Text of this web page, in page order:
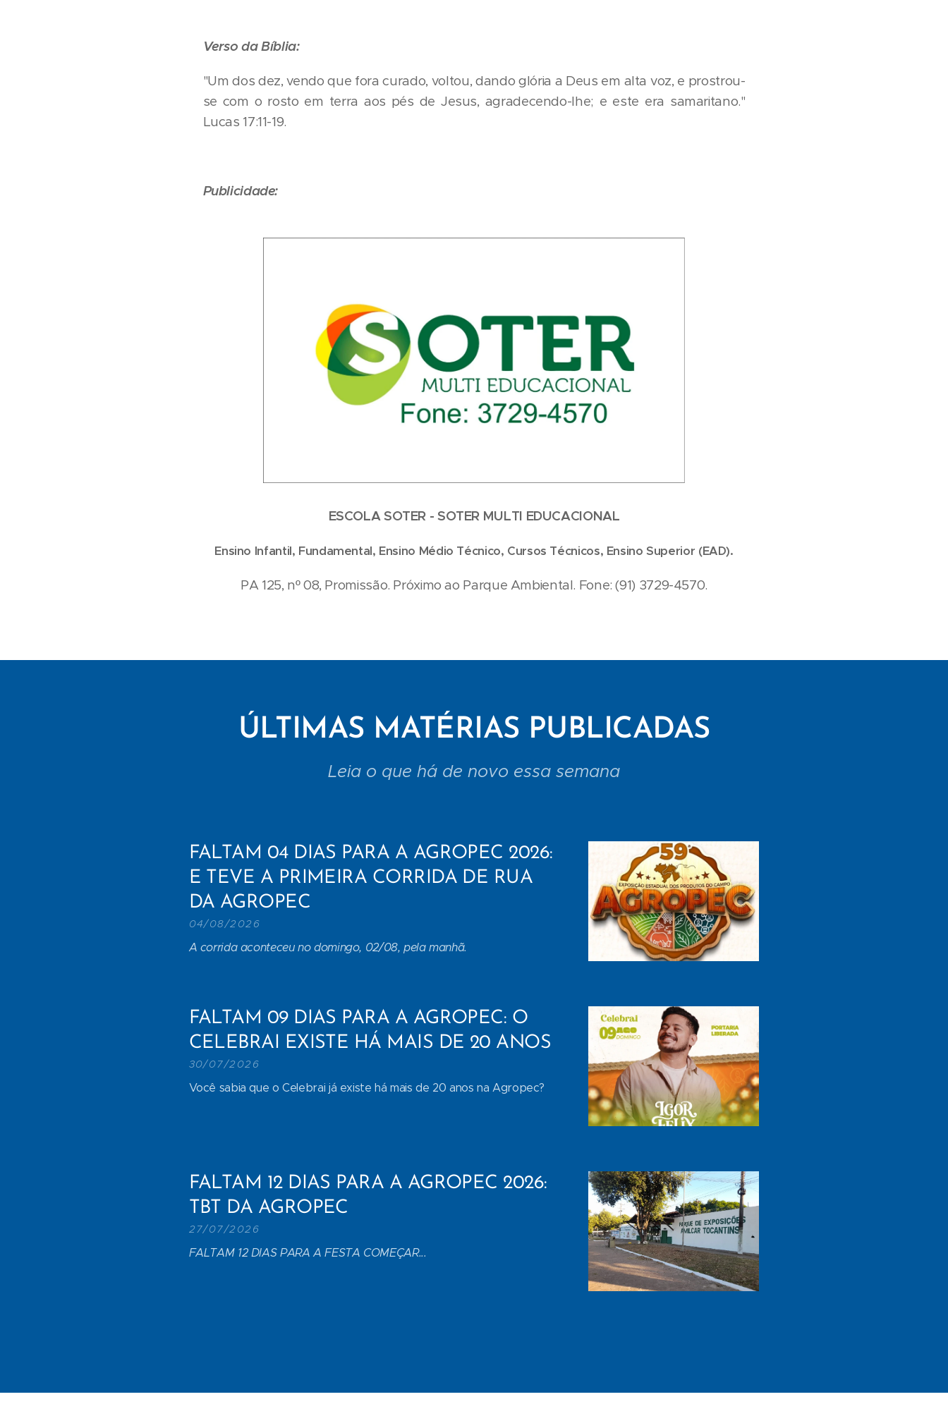
Verso da Bíblia:
"Um dos dez, vendo que fora curado, voltou, dando glória a Deus em alta voz, e prostrou-
se com o rosto em terra aos pés de Jesus, agradecendo-lhe; e este era samaritano."
Lucas 17:11-19.
Publicidade:
ESCOLA SOTER - SOTER MULTI EDUCACIONAL
Ensino Infantil, Fundamental, Ensino Médio Técnico, Cursos Técnicos, Ensino Superior (EAD).
PA 125, nº 08, Promissão. Próximo ao Parque Ambiental. Fone: (91) 3729-4570.
ÚLTIMAS MATÉRIAS PUBLICADAS
Leia o que há de novo essa semana
FALTAM 04 DIAS PARA A AGROPEC 2026:
E TEVE A PRIMEIRA CORRIDA DE RUA
DA AGROPEC
04/08/2026
A corrida aconteceu no domingo, 02/08, pela manhã.
FALTAM 09 DIAS PARA A AGROPEC: O
CELEBRAI EXISTE HÁ MAIS DE 20 ANOS
30/07/2026
Você sabia que o Celebrai já existe há mais de 20 anos na Agropec?
FALTAM 12 DIAS PARA A AGROPEC 2026:
TBT DA AGROPEC
27/07/2026
FALTAM 12 DIAS PARA A FESTA COMEÇAR...